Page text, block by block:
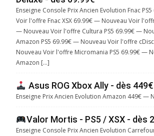
Enseigne Console Prix Ancien Evolution Fnac
Voir l'offre Fnac XSX 69.99€ — Nouveau Voir
— Nouveau Voir l'offre Cultura PS5 69.99€ —
Amazon PS5 69.99€ — Nouveau Voir l'offre
Nouveau Voir l'offre Micromania PS5 69.99€ —
Amazon […]
Asus ROG Xbox Ally - dès 449€
Enseigne Prix Ancien Evolution Amazon 449€ —
Valor Mortis - PS5 / XSX - dès
Enseigne Console Prix Ancien Evolution